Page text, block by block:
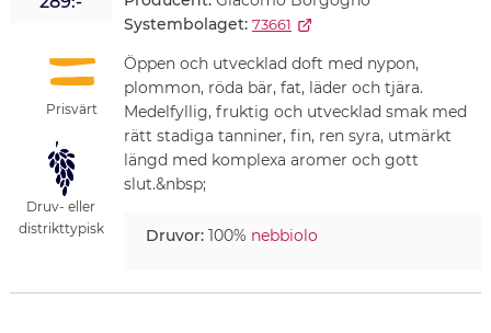
Prisvärt
Druv- eller
distrikttypisk
Systembolaget: 73661
Öppen och utvecklad doft med nypon,
plommon, röda bär, fat, läder och tjära.
Medelfyllig, fruktig och utvecklad smak med
rätt stadiga tanniner, fin, ren syra, utmärkt
längd med komplexa aromer och gott
slut.&nbsp;
Druvor:100% nebbiolo